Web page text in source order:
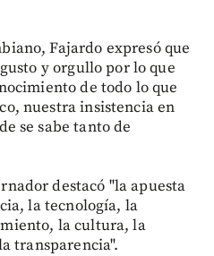
Fajardo expresó que
y orgullo por lo que
de todo lo que
nuestra insistencia en
se sabe tanto de
destacó "la apuesta
la tecnología, la
la cultura, la
transparencia".